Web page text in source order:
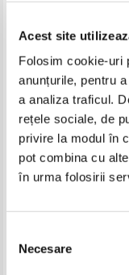
Acest site
Folosim cookie-uri
anunțurile, pentru
a analiza traficul.
rețele sociale, de
privire la modul în
pot combina cu
în urma folosirii
consimțământului
Necesare
Caroline Young -
29,00Lei 11,60
Adaugă în coș